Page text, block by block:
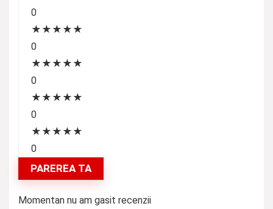
0
★ ★ ★ ★ ★
0
★ ★ ★ ★ ★
0
★ ★ ★ ★ ★
0
★ ★ ★ ★ ★
0
PAREREA TA
Momentan nu am gasit recenzii